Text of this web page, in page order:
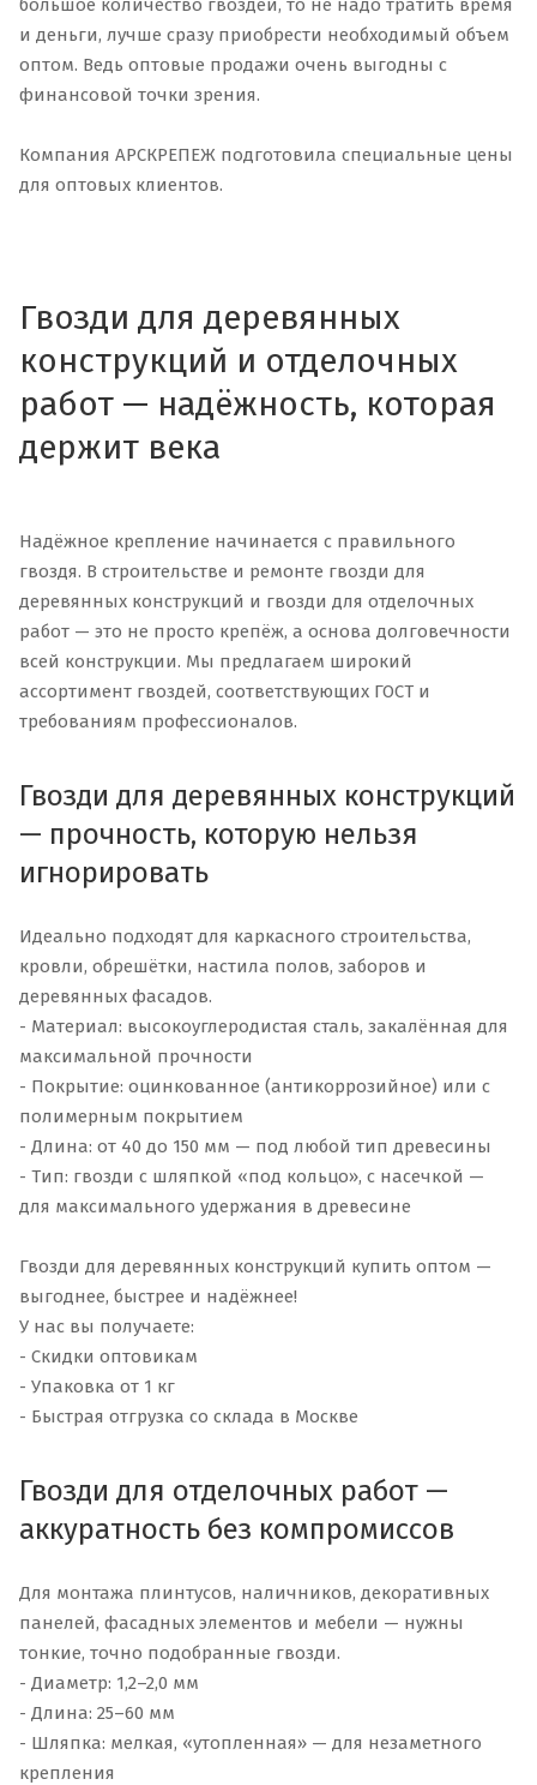
большое количество гвоздей, то не надо тратить время
и деньги, лучше сразу приобрести необходимый объем
оптом. Ведь оптовые продажи очень выгодны с
финансовой точки зрения.
Компания АРСКРЕПЕЖ подготовила специальные цены
для оптовых клиентов.
Гвозди для деревянных
конструкций и отделочных
работ — надёжность, которая
держит века
Надёжное крепление начинается с правильного
гвоздя. В строительстве и ремонте гвозди для
деревянных конструкций и гвозди для отделочных
работ — это не просто крепёж, а основа долговечности
всей конструкции. Мы предлагаем широкий
ассортимент гвоздей, соответствующих ГОСТ и
требованиям профессионалов.
Гвозди для деревянных конструкций
— прочность, которую нельзя
игнорировать
Идеально подходят для каркасного строительства,
кровли, обрешётки, настила полов, заборов и
деревянных фасадов.
- Материал: высокоуглеродистая сталь, закалённая для
максимальной прочности
- Покрытие: оцинкованное (антикоррозийное) или с
полимерным покрытием
- Длина: от 40 до 150 мм — под любой тип древесины
- Тип: гвозди с шляпкой «под кольцо», с насечкой —
для максимального удержания в древесине
Гвозди для деревянных конструкций купить оптом —
выгоднее, быстрее и надёжнее!
У нас вы получаете:
- Скидки оптовикам
- Упаковка от 1 кг
- Быстрая отгрузка со склада в Москве
Гвозди для отделочных работ —
аккуратность без компромиссов
Для монтажа плинтусов, наличников, декоративных
панелей, фасадных элементов и мебели — нужны
тонкие, точно подобранные гвозди.
- Диаметр: 1,2–2,0 мм
- Длина: 25–60 мм
- Шляпка: мелкая, «утопленная» — для незаметного
крепления